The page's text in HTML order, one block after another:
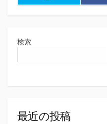
検索
最近の投稿